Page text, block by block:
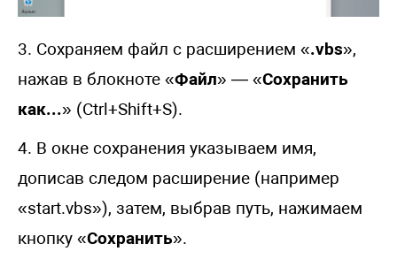
3. Сохраняем файл с расширением «.vbs»,
нажав в блокноте «Файл» — «Сохранить
как...» (Ctrl+Shift+S).
4. В окне сохранения указываем имя,
дописав следом расширение (например
«start.vbs»), затем, выбрав путь, нажимаем
кнопку «Сохранить».